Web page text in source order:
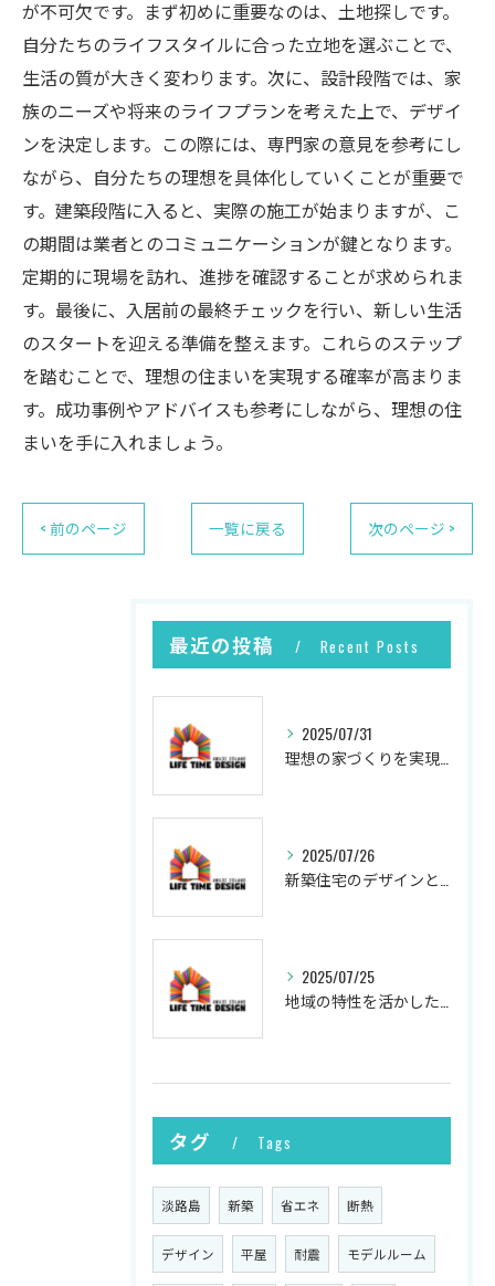
が不可欠です。まず初めに重要なのは、土地探しです。
自分たちのライフスタイルに合った立地を選ぶことで、
生活の質が大きく変わります。次に、設計段階では、家
族のニーズや将来のライフプランを考えた上で、デザイ
ンを決定します。この際には、専門家の意見を参考にし
ながら、自分たちの理想を具体化していくことが重要で
す。建築段階に入ると、実際の施工が始まりますが、こ
の期間は業者とのコミュニケーションが鍵となります。
定期的に現場を訪れ、進捗を確認することが求められま
す。最後に、入居前の最終チェックを行い、新しい生活
のスタートを迎える準備を整えます。これらのステップ
を踏むことで、理想の住まいを実現する確率が高まりま
す。成功事例やアドバイスも参考にしながら、理想の住
まいを手に入れましょう。
< 前のページ 一覧に戻る 次のページ >
最近の投稿 Recent Posts
2025/07/31
2025/07/26
2025/07/25
タグ Tags
淡路島 新築 省エネ 断熱
デザイン 平屋 耐震 モデルルーム